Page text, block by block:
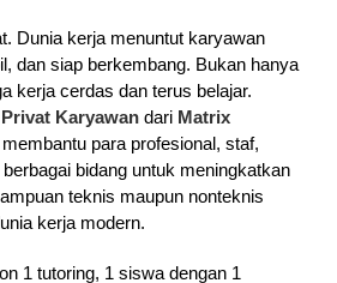
Dunia kerja menuntut karyawan
dan siap berkembang. Bukan hanya
kerja cerdas dan terus belajar.
Karyawandari Matrix
para profesional, staf,
bidang untuk meningkatkan
teknis maupun nonteknis
kerja modern.
1 tutoring, 1 siswa dengan 1